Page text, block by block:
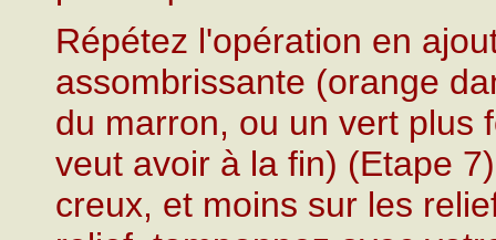
Répétez l'opération en
assombrissante (orange
du marron, ou un vert plus
veut avoir à la fin) (Etape
creux, et moins sur les